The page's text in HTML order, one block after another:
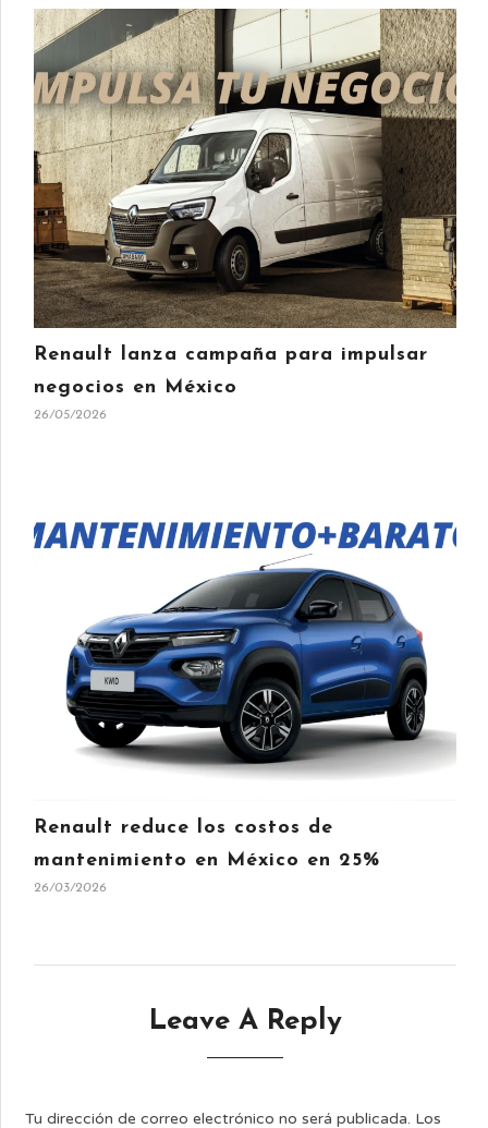
Renault lanza campaña para impulsar
negocios en México
26/05/2026
Renault reduce los costos de
mantenimiento en México en 25%
26/03/2026
Leave A Reply
Tu dirección de correo electrónico no será publicada. Los